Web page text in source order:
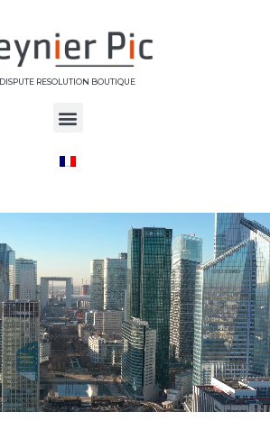
DISPUTE RESOLUTION BOUTIQUE